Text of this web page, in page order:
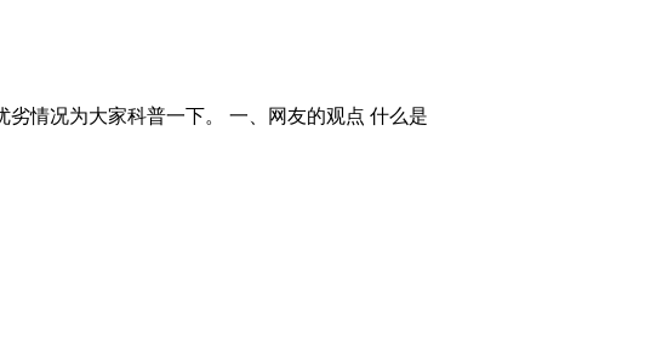
情况为大家科普一下。 一、网友的观点 什么是